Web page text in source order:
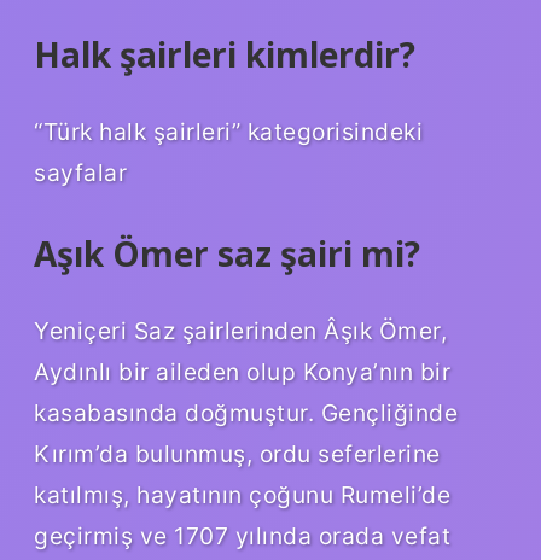
Halk şairleri kimlerdir?
“Türk halk şairleri” kategorisindeki
sayfalar
Aşık Ömer saz şairi mi?
Yeniçeri Saz şairlerinden Âşık Ömer,
Aydınlı bir aileden olup Konya’nın bir
kasabasında doğmuştur. Gençliğinde
Kırım’da bulunmuş, ordu seferlerine
katılmış, hayatının çoğunu Rumeli’de
geçirmiş ve 1707 yılında orada vefat